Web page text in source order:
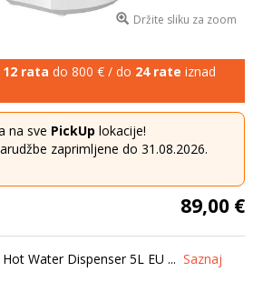
Držite sliku za zoom
12 rata do 800 € / do 24 rate iznad
na sve PickUp lokacije!
zaprimljene do 31.08.2026.
89,00 €
Water Dispenser 5L EU ... Saznaj